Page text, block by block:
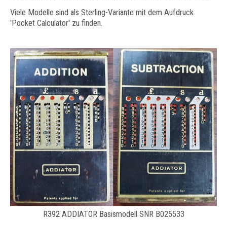
Viele Modelle sind als Sterling-Variante mit dem Aufdruck
'Pocket Calculator' zu finden.
R392 ADDIATOR Basismodell SNR B025533